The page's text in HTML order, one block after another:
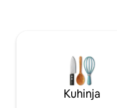
Kuhinja